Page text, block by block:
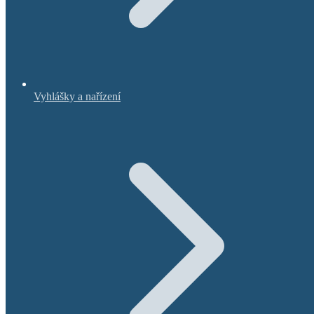
Vyhlášky a nařízení